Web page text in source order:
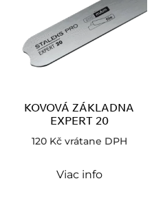
KOVOVÁ ZÁKLADNA
EXPERT 20
120 Kč vrátane DPH
Viac info